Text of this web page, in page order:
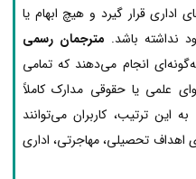
اداری قرار گیرد و هیچ ابهام یا
نداشته باشد. مترجمان رسمی
انجام می‌دهند که تمامی
علمی یا حقوقی مدارک کاملاً
این ترتیب، کاربران می‌توانند
اهداف تحصیلی، مهاجرتی، اداری